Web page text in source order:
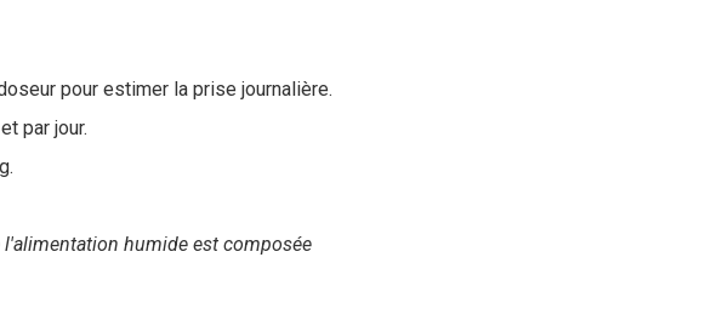
pour estimer la prise journalière.
par jour.
humide est composée